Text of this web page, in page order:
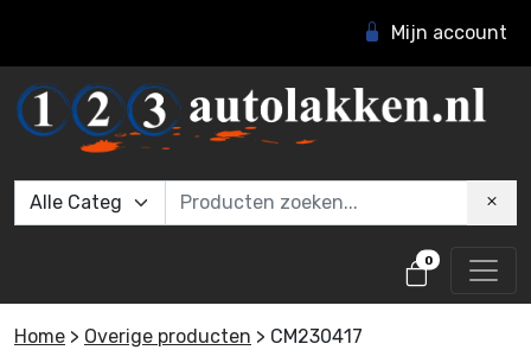
Mijn account
0
Home > Overige producten > CM230417